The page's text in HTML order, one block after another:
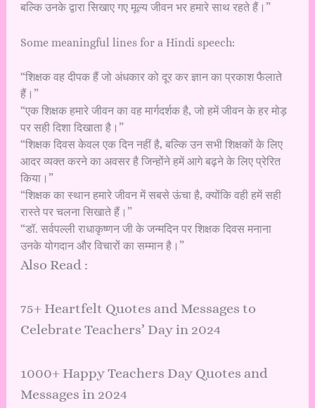
बल्कि उनके द्वारा सिखाए गए मूल्य जीवन भर हमारे साथ रहते हैं।”
Some meaningful lines for a Hindi speech:
“शिक्षक वह दीपक हैं जो अंधकार को दूर कर ज्ञान का प्रकाश फैलाते
हैं।”
“एक शिक्षक हमारे जीवन का वह मार्गदर्शक है, जो हमें जीवन के हर मोड़
पर सही दिशा दिखाता है।”
“शिक्षक दिवस केवल एक दिन नहीं है, बल्कि उन सभी शिक्षकों के लिए
आदर व्यक्त करने का अवसर है जिन्होंने हमें आगे बढ़ने के लिए प्रेरित
किया।”
“शिक्षक का स्थान हमारे जीवन में सबसे ऊंचा है, क्योंकि वही हमें सही
रास्ते पर चलना सिखाते हैं।”
“डॉ. सर्वपल्ली राधाकृष्णन जी के जन्मदिन पर शिक्षक दिवस मनाना
उनके योगदान और विचारों का सम्मान है।”
Also Read :
75+ Heartfelt Quotes and Messages to
Celebrate Teachers’ Day in 2024
1000+ Happy Teachers Day Quotes and
Messages in 2024